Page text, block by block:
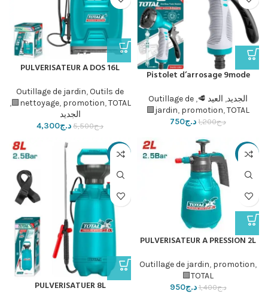
Pistolet d’arrosage 9mode
الجديد, العيد 🥩,
Outillage de
jardin, promotion,TOTAL🟩
د.ج1,200 د.ج750
PULVERISATEUR A DOS 16L
Outillage de jardin,Outils de
nettoyage, promotion,TOTAL🟩
,
الجديد
د.ج5,500 د.ج4,300
-32%
PULVERISATEUR A PRESSION 2L
Outillage de jardin, promotion,
TOTAL🟩
د.ج1,400 د.ج950
-20%
PULVERISATUER 8L